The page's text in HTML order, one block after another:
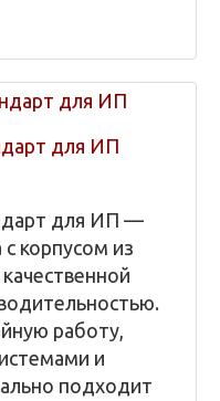
для ИП
для ИП —
корпусом из
работу,
и
подходит